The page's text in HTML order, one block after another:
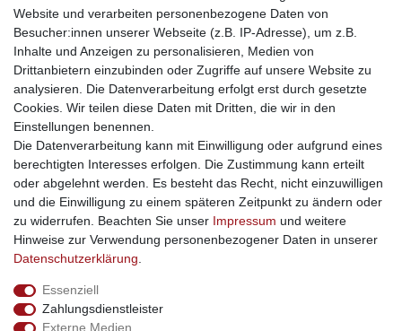
traumlampen- Lampen und Kronleuchter
kinderwagencenter- Exklusive und günstige Kinderwagen
gastrogeraete24- alles für Gastronomie und Imbiss
soziale Medien
Facebook
sicher einkaufen
Sichere Bestellung und Zahlung via SSL Verschlüsselung
Website und verarbeiten personenbezogene Daten von
Besucher:innen unserer Webseite (z.B. IP-Adresse), um z.B.
Inhalte und Anzeigen zu personalisieren, Medien von
Drittanbietern einzubinden oder Zugriffe auf unsere Website zu
analysieren. Die Datenverarbeitung erfolgt erst durch gesetzte
Cookies. Wir teilen diese Daten mit Dritten, die wir in den
Einstellungen benennen.
Die Datenverarbeitung kann mit Einwilligung oder aufgrund eines
berechtigten Interesses erfolgen. Die Zustimmung kann erteilt
oder abgelehnt werden. Es besteht das Recht, nicht einzuwilligen
und die Einwilligung zu einem späteren Zeitpunkt zu ändern oder
zu widerrufen. Beachten Sie unser Impressum und weitere
Hinweise zur Verwendung personenbezogener Daten in unserer
Daten­schutz­erklärung
Essenziell
Zahlungsdienstleister
Externe Medien
Widerrufs­recht Widerrufs­formular